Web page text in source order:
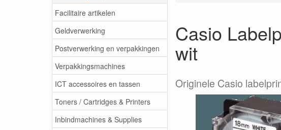
Facilitaire artikelen
Geldverwerking
Postverwerking en verpakkingen
Verpakkingsmachines
ICT accessoires en tassen
Toners / Cartridges & Printers
Inbindmachines & Supplies
Casio
wit
Originele Casio